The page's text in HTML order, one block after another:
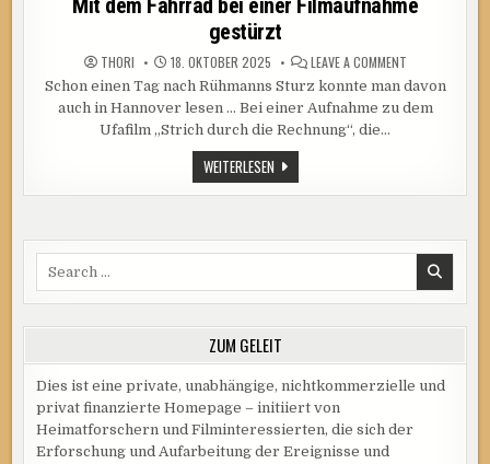
Mit dem Fahrrad bei einer Filmaufnahme
gestürzt
THORI 18. OKTOBER 2025 LEAVE A COMMENTON
DEM
FAHRRAD
BEI
Schon einen Tag nach Rühmanns Sturz konnte man davon
auch in Hannover lesen … Bei einer Aufnahme zu dem
Ufafilm „Strich durch die Rechnung“, die…
WEITERLESENMIT
DEM
FAHRRAD
FILMAUFNAHME
GESTÜRZT
ZUM GELEIT
Dies ist eine private, unabhängige, nichtkommerzielle und
privat finanzierte Homepage – initiiert von
Heimatforschern und Filminteressierten, die sich der
Erforschung und Aufarbeitung der Ereignisse und